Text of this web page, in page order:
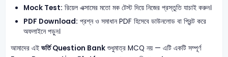
Mock Test: রিয়েল এক্সামের মতো মক টেস্ট দিয়ে নিজের প্রস্তুতি যাচাই করুন।
PDF Download: প্রশ্ন ও সমাধান PDF হিসেবে ডাউনলোড বা প্রিন্ট করে
অফলাইনে পড়ুন।
আমাদের এই ভর্তি Question Bankশুধুমাত্র MCQ নয় — এটি একটি সম্পূর্ণ